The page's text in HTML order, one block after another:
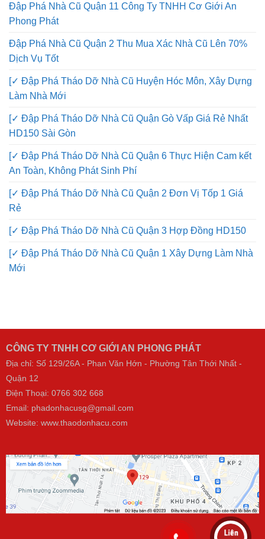
Đập Phá Nhà Cũ Quận 11 Công Ty TNHH Cơ Giới An
Phong Phát
Đập Phá Nhà Cũ Quận 2 Thu Mua Xác Nhà Cũ Lên 70%
Dịch Vụ Tốt
[✓ Đập Phá Tháo Dỡ Nhà Cũ Huyện Hóc Môn, Xây Dựng
Làm Nhà Mới
[✓ Đập Phá Tháo Dỡ Nhà Cũ Quận Gò Vấp Giá Rẻ Nhất
HD150 Sài Gòn
[✓ Đập Phá Tháo Dỡ Nhà Cũ Quận 6 Thực Hiện Cam kết
An Toàn, Không Phát Sinh Phí
[✓ Đập Phá Tháo Dỡ Nhà Cũ Quận 2 Đơn Vị Tốp 1 Giá
Rẻ
[✓ Đập Phá Tháo Dỡ Nhà Cũ Quận 3 Hợp Đồng HD150
[✓ Đập Phá Tháo Dỡ Nhà Cũ Quận 1 Xây Dựng Làm Nhà
Mới
CÔNG TY TNHH CƠ GIỚI AN PHONG PHÁT
Địa chỉ: Số 129/26A - Phan Văn Hớn - Phường Tân Thới Nhất -
Quận 12
Điện Thoại: 0766 302 668
Email: phadonhacusg@gmail.com
Website: www.thaodonhacu.com